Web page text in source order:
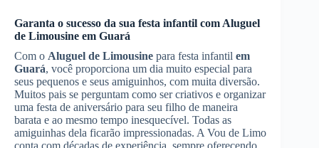
Garanta o sucesso da sua festa infantil com Aluguel
de Limousine em Guará
Com o Aluguel de Limousine para festa infantil em
Guará, você proporciona um dia muito especial para
seus pequenos e seus amiguinhos, com muita diversão.
Muitos pais se perguntam como ser criativos e organizar
uma festa de aniversário para seu filho de maneira
barata e ao mesmo tempo inesquecível. Todas as
amiguinhas dela ficarão impressionadas. A Vou de Limo
conta com décadas de experiência, sempre oferecendo